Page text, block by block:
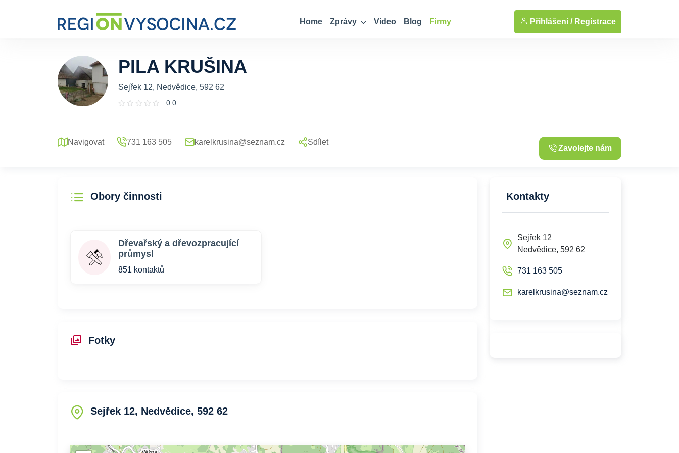
Home Zprávy Video Blog Firmy Přihlášení / Registrace
... Zobrazit fotografie
PILA KRUŠINA
Sejřek 12, Nedvědice, 592 62
0.0
Navigovat 731 163 505 karelkrusina@seznam.cz Sdílet
Zavolejte nám
Obory činnosti
Dřevařský a dřevozpracující
průmysl
851 kontaktů
Fotky
Sejřek 12, Nedvědice, 592 62
Kontakty
Sejřek 12
Nedvědice, 592 62
731 163 505
karelkrusina@seznam.cz